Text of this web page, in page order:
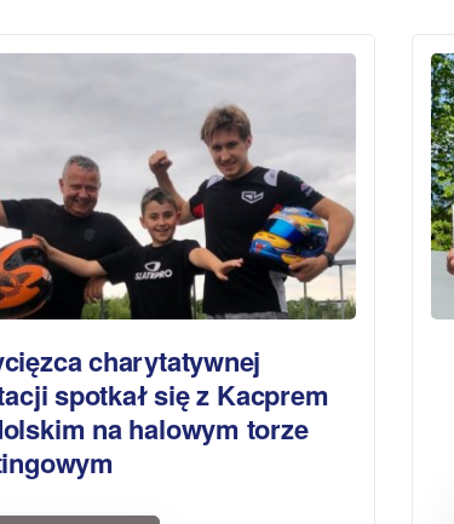
charytatywnej
spotkał się z Kacprem
na halowym torze